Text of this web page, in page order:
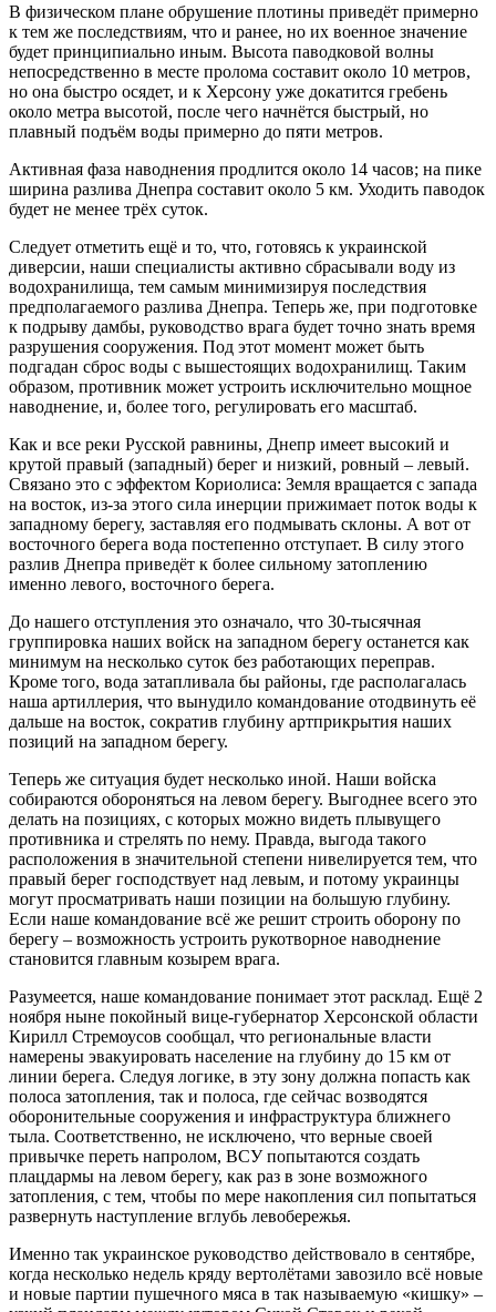
В физическом плане обрушение плотины приведёт примерно
к тем же последствиям, что и ранее, но их военное значение
будет принципиально иным. Высота паводковой волны
непосредственно в месте пролома составит около 10 метров,
но она быстро осядет, и к Херсону уже докатится гребень
около метра высотой, после чего начнётся быстрый, но
плавный подъём воды примерно до пяти метров.
Активная фаза наводнения продлится около 14 часов; на пике
ширина разлива Днепра составит около 5 км. Уходить паводок
будет не менее трёх суток.
Следует отметить ещё и то, что, готовясь к украинской
диверсии, наши специалисты активно сбрасывали воду из
водохранилища, тем самым минимизируя последствия
предполагаемого разлива Днепра. Теперь же, при подготовке
к подрыву дамбы, руководство врага будет точно знать время
разрушения сооружения. Под этот момент может быть
подгадан сброс воды с вышестоящих водохранилищ. Таким
образом, противник может устроить исключительно мощное
наводнение, и, более того, регулировать его масштаб.
Как и все реки Русской равнины, Днепр имеет высокий и
крутой правый (западный) берег и низкий, ровный – левый.
Связано это с эффектом Кориолиса: Земля вращается с запада
на восток, из-за этого сила инерции прижимает поток воды к
западному берегу, заставляя его подмывать склоны. А вот от
восточного берега вода постепенно отступает. В силу этого
разлив Днепра приведёт к более сильному затоплению
именно левого, восточного берега.
До нашего отступления это означало, что 30-тысячная
группировка наших войск на западном берегу останется как
минимум на несколько суток без работающих переправ.
Кроме того, вода затапливала бы районы, где располагалась
наша артиллерия, что вынудило командование отодвинуть её
дальше на восток, сократив глубину артприкрытия наших
позиций на западном берегу.
Теперь же ситуация будет несколько иной. Наши войска
собираются обороняться на левом берегу. Выгоднее всего это
делать на позициях, с которых можно видеть плывущего
противника и стрелять по нему. Правда, выгода такого
расположения в значительной степени нивелируется тем, что
правый берег господствует над левым, и потому украинцы
могут просматривать наши позиции на большую глубину.
Если наше командование всё же решит строить оборону по
берегу – возможность устроить рукотворное наводнение
становится главным козырем врага.
Разумеется, наше командование понимает этот расклад. Ещё 2
ноября ныне покойный вице-губернатор Херсонской области
Кирилл Стремоусов сообщал, что региональные власти
намерены эвакуировать население на глубину до 15 км от
линии берега. Следуя логике, в эту зону должна попасть как
полоса затопления, так и полоса, где сейчас возводятся
оборонительные сооружения и инфраструктура ближнего
тыла. Соответственно, не исключено, что верные своей
привычке переть напролом, ВСУ попытаются создать
плацдармы на левом берегу, как раз в зоне возможного
затопления, с тем, чтобы по мере накопления сил попытаться
развернуть наступление вглубь левобережья.
Именно так украинское руководство действовало в сентябре,
когда несколько недель кряду вертолётами завозило всё новые
и новые партии пушечного мяса в так называемую «кишку» –